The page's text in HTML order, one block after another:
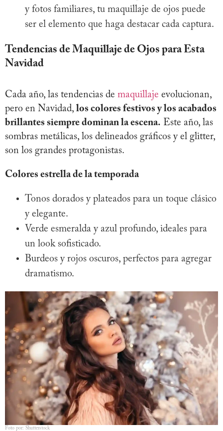
y fotos familiares, tu maquillaje de ojos puede
ser el elemento que haga destacar cada captura.
Tendencias de Maquillaje de Ojos para Esta
Navidad
Cada año, las tendencias de maquillaje evolucionan,
pero en Navidad, los colores festivos y los acabados
brillantes siempre dominan la escena. Este año, las
sombras metálicas, los delineados gráficos y el glitter,
son los grandes protagonistas.
Colores estrella de la temporada
Tonos dorados y plateados para un toque clásico
y elegante.
Verde esmeralda y azul profundo, ideales para
un look sofisticado.
Burdeos y rojos oscuros, perfectos para agregar
dramatismo.
Foto por: Shutterstock